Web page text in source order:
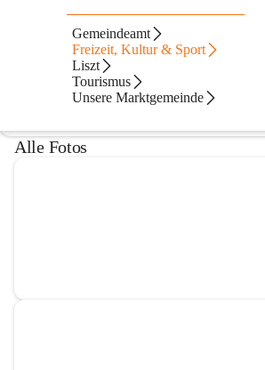
Gemeindeamt
Freizeit, Kultur & Sport
Liszt
Tourismus
Unsere Marktgemeinde
Pfarre Raiding
@pfarre-raiding
Kulturverein, Pfarre
In CITIES öffnen
Alle Fotos